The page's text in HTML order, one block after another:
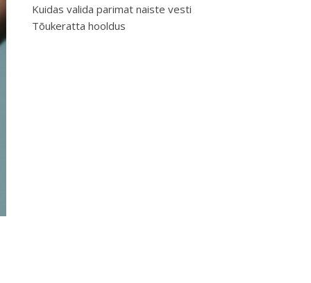
Kuidas valida parimat naiste vesti
Tõukeratta hooldus